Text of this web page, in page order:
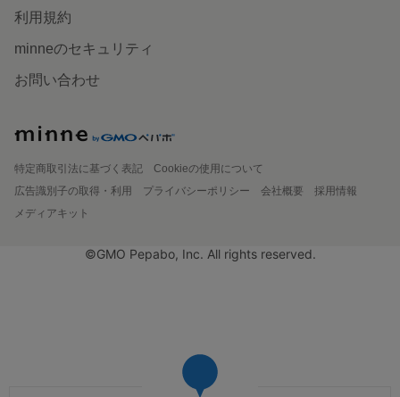
利用規約
minneのセキュリティ
お問い合わせ
特定商取引法に基づく表記
Cookieの使用について
広告識別子の取得・利用
プライバシーポリシー 会社概要
採用情報
メディアキット
©GMO Pepabo, Inc. All rights reserved.